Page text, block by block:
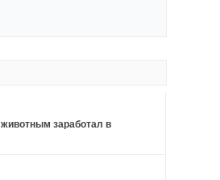
заработал в